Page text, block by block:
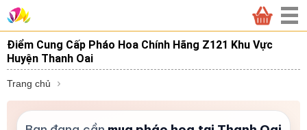
Điểm Cung Cấp Pháo Hoa Chính Hãng Z121 Khu Vực
Huyện Thanh Oai
Trang chủ